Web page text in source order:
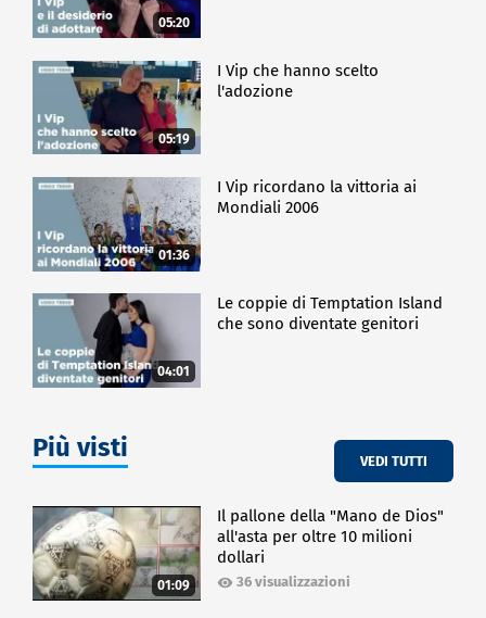
05:20
05:19
I Vip che hanno scelto
l'adozione
01:36
I Vip ricordano la vittoria ai
Mondiali 2006
04:01
Le coppie di Temptation Island
che sono diventate genitori
Più visti VEDI TUTTI
01:09
Il pallone della "Mano de Dios"
all'asta per oltre 10 milioni
dollari
36 visualizzazioni